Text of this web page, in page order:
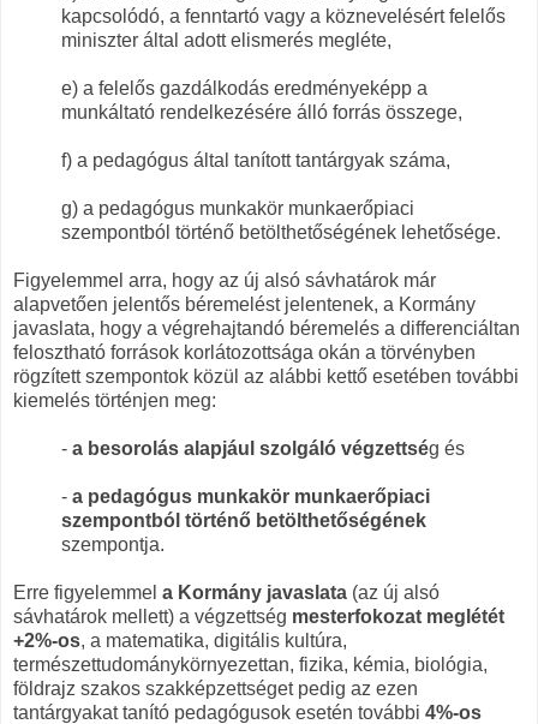
kapcsolódó, a fenntartó vagy a köznevelésért felelős
miniszter által adott elismerés megléte,
e) a felelős gazdálkodás eredményeképp a
munkáltató rendelkezésére álló forrás összege,
f) a pedagógus által tanított tantárgyak száma,
g) a pedagógus munkakör munkaerőpiaci
szempontból történő betölthetőségének lehetősége.
Figyelemmel arra, hogy az új alsó sávhatárok már
alapvetően jelentős béremelést jelentenek, a Kormány
javaslata, hogy a végrehajtandó béremelés a differenciáltan
felosztható források korlátozottsága okán a törvényben
rögzített szempontok közül az alábbi kettő esetében további
kiemelés történjen meg:
- a besorolás alapjául szolgáló végzettség és
- a pedagógus munkakör munkaerőpiaci
szempontból történő betölthetőségének
szempontja.
Erre figyelemmel a Kormány javaslata (az új alsó
sávhatárok mellett) a végzettség mesterfokozat meglétét
+2%-os, a matematika, digitális kultúra,
természettudománykörnyezettan, fizika, kémia, biológia,
földrajz szakos szakképzettséget pedig az ezen
tantárgyakat tanító pedagógusok esetén további 4%-os